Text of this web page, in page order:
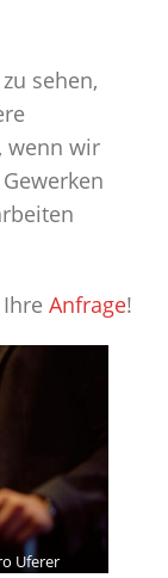
sehen,
wenn wir
Anfrage!
Uferer